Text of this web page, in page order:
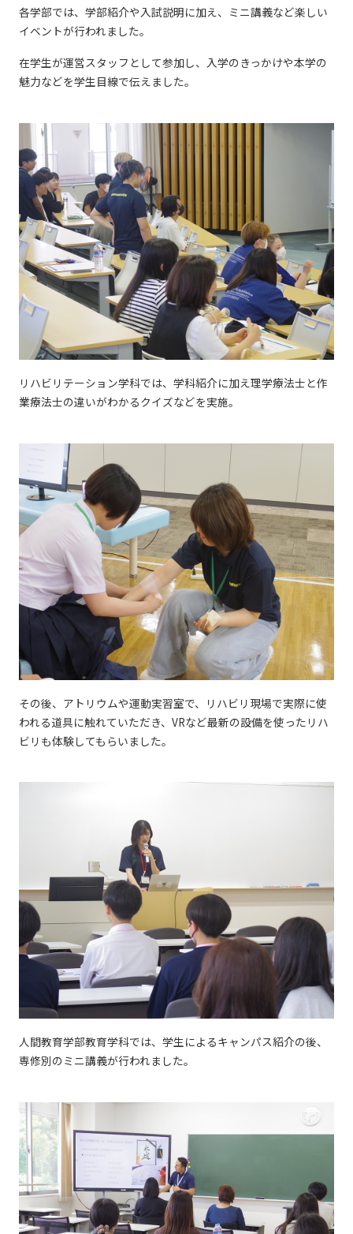
各学部では、学部紹介や入試説明に加え、ミニ講義など楽しい
イベントが行われました。
在学生が運営スタッフとして参加し、入学のきっかけや本学の
魅力などを学生目線で伝えました。
リハビリテーション学科では、学科紹介に加え理学療法士と作
業療法士の違いがわかるクイズなどを実施。
その後、アトリウムや運動実習室で、リハビリ現場で実際に使
われる道具に触れていただき、VRなど最新の設備を使ったリハ
ビリも体験してもらいました。
人間教育学部教育学科では、学生によるキャンパス紹介の後、
専修別のミニ講義が行われました。